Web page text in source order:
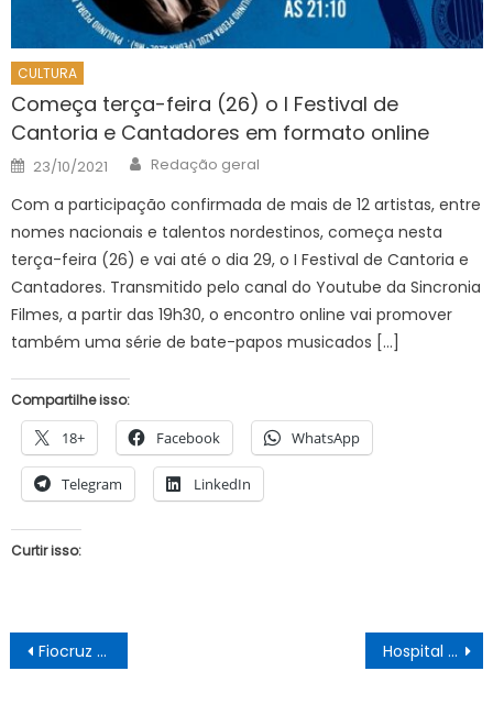
CULTURA
Começa terça-feira (26) o I Festival de
Cantoria e Cantadores em formato online
Posted
on
23/10/2021 Author
Redação geral
Com a participação confirmada de mais de 12 artistas, entre
nomes nacionais e talentos nordestinos, começa nesta
terça-feira (26) e vai até o dia 29, o I Festival de Cantoria e
Cantadores. Transmitido pelo canal do Youtube da Sincronia
Filmes, a partir das 19h30, o encontro online vai promover
também uma série de bate-papos musicados […]
Compartilhe isso:
18+ Facebook WhatsApp
Telegram LinkedIn
Curtir isso:
Navegação
de
Fiocruz diz ter ‘sinalização’ de que insumo para 7,5 milhões de vacinas de Oxford será enviado ao Brasil em 8 de fevereiro Hospital Regional de Juazeiro abre processo seletivo para fisioterapeuta